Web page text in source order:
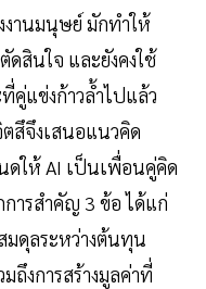
งานมนุษย์ มักทำให้
สินใจ และยังคงใช้
คู่แข่งก้าวล้ำไปแล้ว
สึจึงเสนอแนวคิด
ดให้ AI เป็นเพื่อนคู่คิด
ารสำคัญ 3 ข้อ ได้แก่
มดุลระหว่างต้นทุน
ถึงการสร้างมูลค่าที่